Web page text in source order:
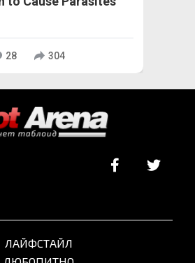
28 304
ЛАЙФСТАЙЛ